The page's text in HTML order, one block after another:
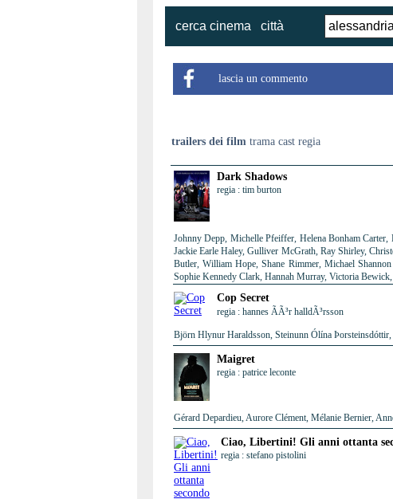
cerca cinema città
lascia un commento
trailers dei film trama cast regia
Dark Shadows
regia : tim burton
Johnny Depp, Michelle Pfeiffer, Helena Bonham
Jackie Earle Haley, Gulliver McGrath, Ray Shirley,
Butler, William Hope, Shane Rimmer, Michael
Sophie Kennedy Clark, Hannah Murray, Victoria
Cop Secret
regia : hannes ÃÃ³r halldÃ³rsson
Björn Hlynur Haraldsson, Steinunn Ólína
Maigret
regia : patrice leconte
Gérard Depardieu, Aurore Clément, Mélanie Bernier,
Ciao, Libertini! Gli anni ottanta
regia : stefano pistolini